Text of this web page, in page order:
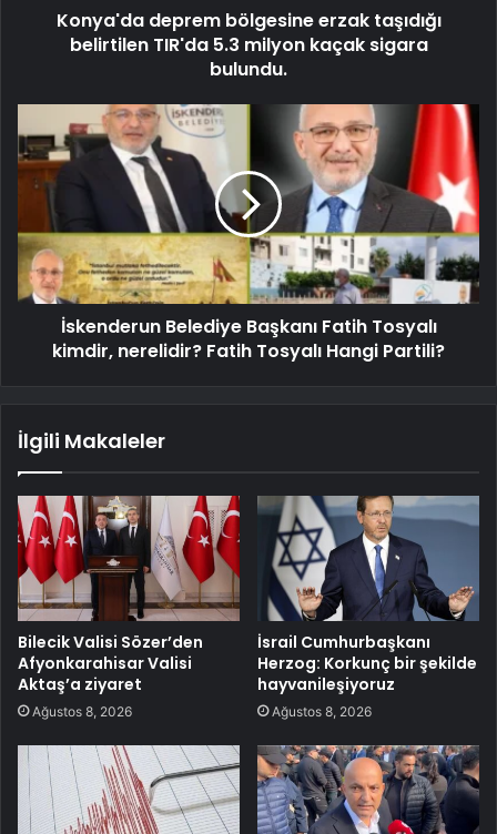
Konya'da deprem bölgesine erzak taşıdığı
belirtilen TIR'da 5.3 milyon kaçak sigara
bulundu.
İskenderun Belediye Başkanı Fatih Tosyalı
kimdir, nerelidir? Fatih Tosyalı Hangi Partili?
İlgili Makaleler
Bilecik Valisi Sözer’den
Afyonkarahisar Valisi
Aktaş’a ziyaret
Ağustos 8, 2026
İsrail Cumhurbaşkanı
Herzog: Korkunç bir şekilde
hayvanileşiyoruz
Ağustos 8, 2026